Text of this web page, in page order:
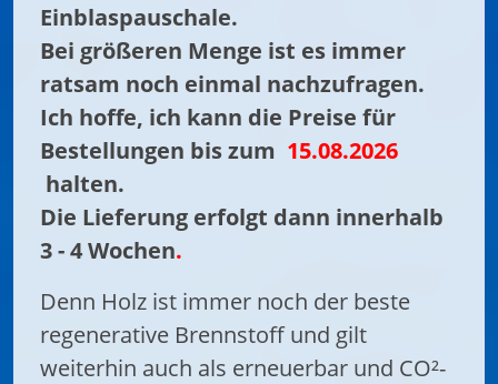
Einblaspauschale.
Bei größeren Menge ist es immer
ratsam noch einmal nachzufragen.
Ich hoffe, ich kann die Preise für
Bestellungen bis zum 15.08.2026
halten.
Die Lieferung erfolgt dann innerhalb
3 - 4 Wochen.
Denn Holz ist immer noch der beste
regenerative Brennstoff und gilt
weiterhin auch als erneuerbar und CO²-